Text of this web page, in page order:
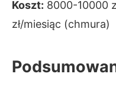
Koszt: 8000-10000
zł/miesiąc (chmura)